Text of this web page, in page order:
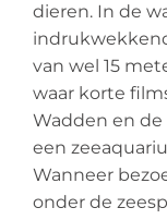
dieren. In de
van wel 15
waar korte
Wadden en de
een
Wanneer
onder de